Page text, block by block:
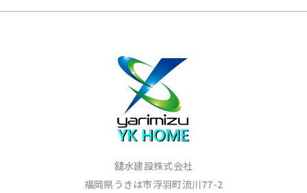
鑓水建設株式会社
福岡県うきは市浮羽町流川77-2